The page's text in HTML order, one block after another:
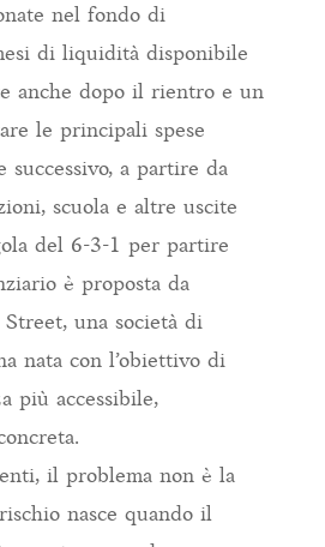
nel fondo di
di liquidità disponibile
anche dopo il rientro e un
le principali spese
successivo, a partire da
scuola e altre uscite
del 6-3-1 per partire
è proposta da
una società di
nata con l’obiettivo di
più accessibile,
il problema non è la
nasce quando il